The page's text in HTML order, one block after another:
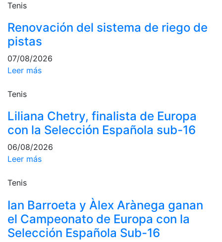
Palmarés
equipos
Leyendas
Jugadores
profesionales
Social de Tenis
Cuadros de
Cuadro de
Social
Fotos
Normativa
Tenis
Renovación del sistema de riego de
pistas
07/08/2026
Leer más
Tenis
Liliana Chetry, finalista de Europa
con la Selección Española sub-16
06/08/2026
Leer más
Tenis
Ian Barroeta y Àlex Arànega ganan
el Campeonato de Europa con la
Selección Española Sub-16